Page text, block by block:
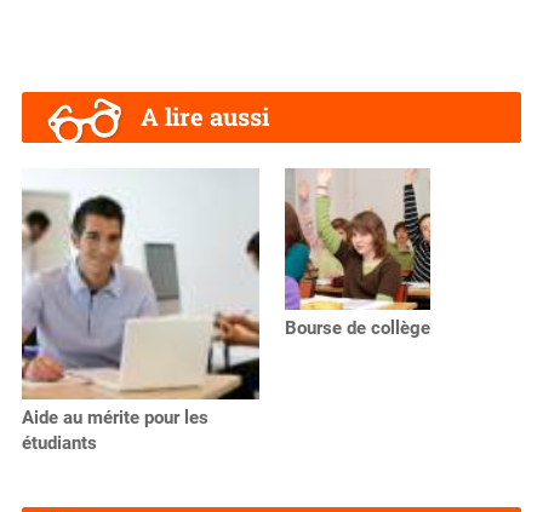
A lire aussi
Aide au mérite pour les
étudiants
Bourse de collège